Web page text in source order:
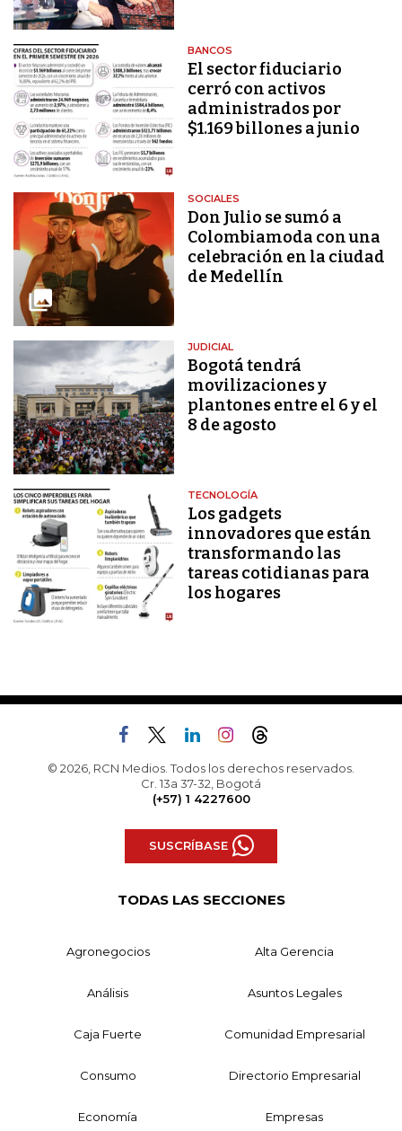
BANCOS
El sector fiduciario
cerró con activos
administrados por
$1.169 billones a junio
SOCIALES
Don Julio se sumó a
Colombiamoda con una
celebración en la ciudad
de Medellín
JUDICIAL
Bogotá tendrá
movilizaciones y
plantones entre el 6 y el
8 de agosto
TECNOLOGÍA
Los gadgets
innovadores que están
transformando las
tareas cotidianas para
los hogares
© 2026, RCN Medios. Todos los derechos reservados.
Cr. 13a 37-32, Bogotá
(+57) 1 4227600
SUSCRÍBASE
TODAS LAS SECCIONES
Agronegocios Alta Gerencia
Análisis Asuntos Legales
Caja Fuerte Comunidad Empresarial
Consumo Directorio Empresarial
Economía Empresas